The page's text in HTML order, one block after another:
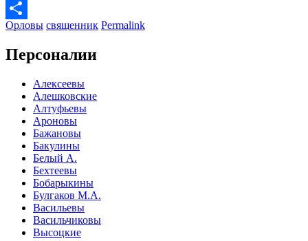
Print
Отправить
Орловы священник Permalink
Персоналии
Алексеевы
Алешковские
Алтуфьевы
Ароновы
Бажановы
Бакулины
Белый А.
Бехтеевы
Бобарыкины
Булгаков М.А.
Васильевы
Васильчиковы
Высоцкие